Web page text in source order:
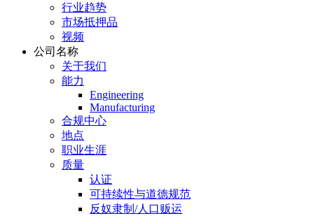
行业趋势
市场抵押品
视频
公司名称
关于我们
能力
Engineering
Manufacturing
合规中心
地点
职业生涯
质量
认证
可持续性与道德规范
反奴隶制/人口贩运